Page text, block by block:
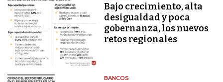
Bajo crecimiento, alta
desigualdad y poca
gobernanza, los nuevos
retos regionales
BANCOS